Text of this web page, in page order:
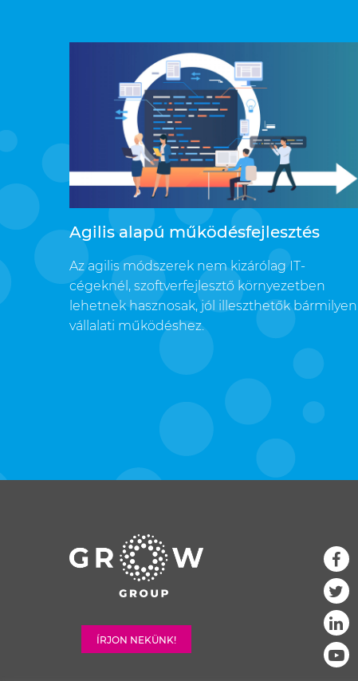
Agilis alapú működésfejlesztés
Az agilis módszerek nem kizárólag IT-
cégeknél, szoftverfejlesztő környezetben
lehetnek hasznosak, jól illeszthetők bármilyen
vállalati működéshez.
ÍRJON NEKÜNK!